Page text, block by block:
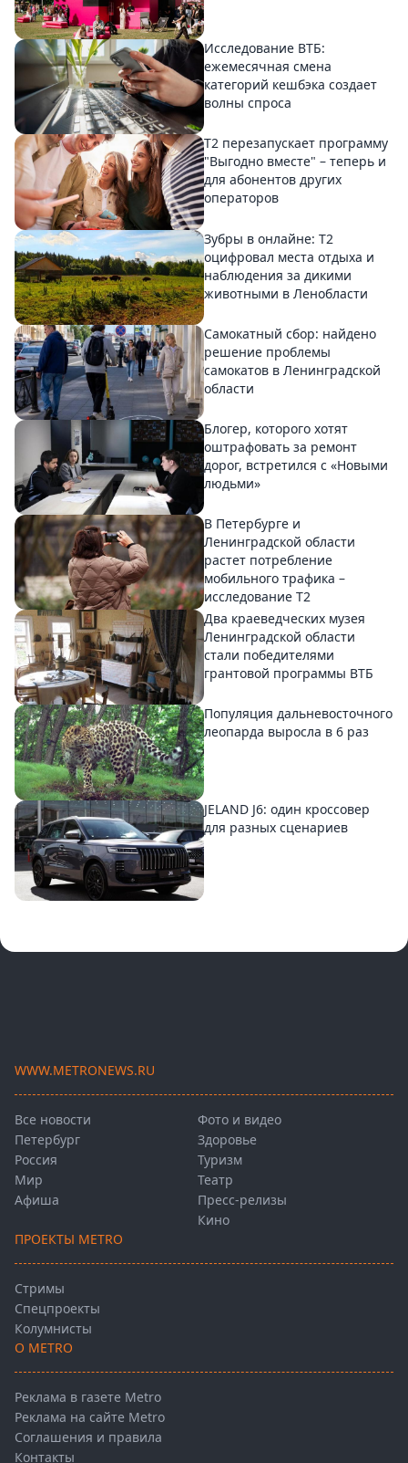
Исследование ВТБ:
ежемесячная смена
категорий кешбэка создает
волны спроса
Т2 перезапускает программу
"Выгодно вместе" – теперь и
для абонентов других
операторов
Зубры в онлайне: Т2
оцифровал места отдыха и
наблюдения за дикими
животными в Ленобласти
Самокатный сбор: найдено
решение проблемы
самокатов в Ленинградской
области
Блогер, которого хотят
оштрафовать за ремонт
дорог, встретился с «Новыми
людьми»
В Петербурге и
Ленинградской области
растет потребление
мобильного трафика –
исследование T2
Два краеведческих музея
Ленинградской области
стали победителями
грантовой программы ВТБ
Популяция дальневосточного
леопарда выросла в 6 раз
JELAND J6: один кроссовер
для разных сценариев
WWW.METRONEWS.RU
Все новости
Петербург
Россия
Мир
Афиша
Фото и видео
Здоровье
Туризм
Театр
Пресс-релизы
Кино
ПРОЕКТЫ METRO
Стримы
Спецпроекты
Колумнисты
О METRO
Реклама в газете Metro
Реклама на сайте Metro
Соглашения и правила
Контакты